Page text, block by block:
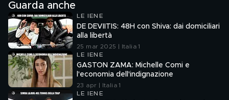
Guarda anche
LE IENE
DE DEVIITIS: 48H con Shiva: dai domiciliari
alla libertà
25 mar 2025 | Italia 1
LE IENE
GASTON ZAMA: Michelle Comi e
l'economia dell'indignazione
23 apr | Italia 1
LE IENE